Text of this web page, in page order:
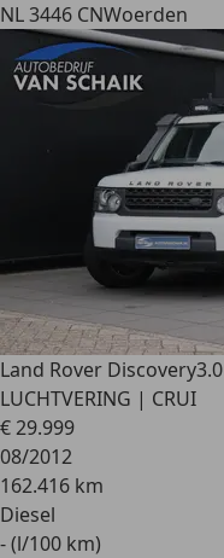
NL 3446 CNWoerden
Land Rover Discovery
LUCHTVERING | CRUI
€ 29.999
08/2012
162.416 km
Diesel
- (l/100 km)